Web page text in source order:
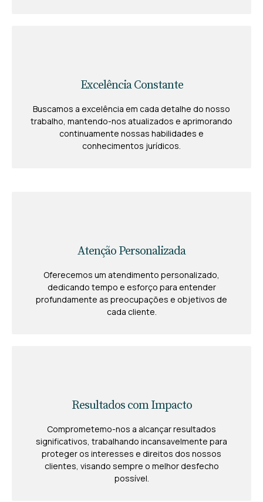
Excelência Constante
Buscamos a excelência em cada detalhe do nosso
trabalho, mantendo-nos atualizados e aprimorando
continuamente nossas habilidades e
conhecimentos jurídicos.
Atenção Personalizada
Oferecemos um atendimento personalizado,
dedicando tempo e esforço para entender
profundamente as preocupações e objetivos de
cada cliente.
Resultados com Impacto
Comprometemo-nos a alcançar resultados
significativos, trabalhando incansavelmente para
proteger os interesses e direitos dos nossos
clientes, visando sempre o melhor desfecho
possível.